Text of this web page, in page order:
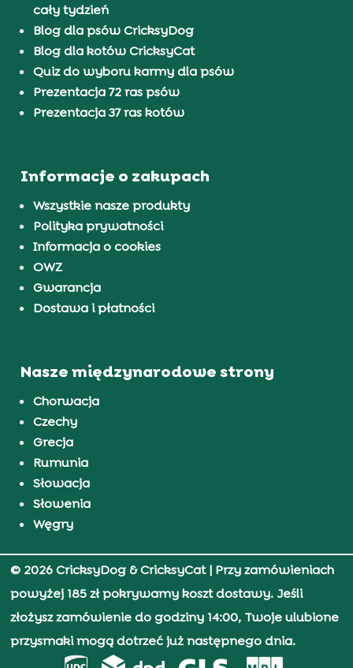
cały tydzień
Blog dla psów CricksyDog
Blog dla kotów CricksyCat
Quiz do wyboru karmy dla psów
Prezentacja 72 ras psów
Prezentacja 37 ras kotów
Informacje o zakupach
Wszystkie nasze produkty
Polityka prywatności
Informacja o cookies
OWZ
Gwarancja
Dostawa i płatności
Nasze międzynarodowe strony
Chorwacja
Czechy
Grecja
Rumunia
Słowacja
Słowenia
Węgry
© 2026 CricksyDog & CricksyCat| Przy zamówieniach
powyżej 185 zł pokrywamy koszt dostawy. Jeśli
złożysz zamówienie do godziny 14:00, Twoje ulubione
przysmaki mogą dotrzeć już następnego dnia.